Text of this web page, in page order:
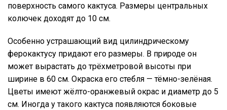
поверхность самого кактуса. Размеры центральных
колючек доходят до 10 см.
Особенно устрашающий вид цилиндрическому
ферокактусу придают его размеры. В природе он
может вырастать до трёхметровой высоты при
ширине в 60 см. Окраска его стебля — тёмно-зелёная.
Цветы имеют жёлто-оранжевый окрас и диаметр до 5
см. Иногда у такого кактуса появляются боковые